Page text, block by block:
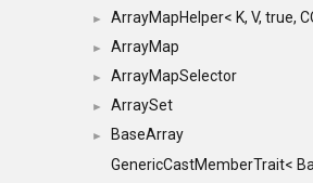
► ArrayMapHelper< K, V, true,
► ArrayMap
► ArrayMapSelector
► ArraySet
►
BaseArray
GenericCastMemberTrait<